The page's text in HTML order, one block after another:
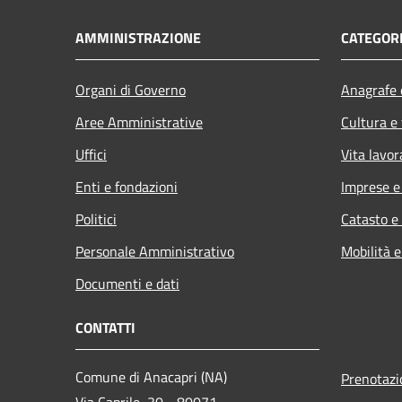
AMMINISTRAZIONE
Organi di Governo
Aree Amministrative
Uffici
Enti e fondazioni
Politici
Personale Amministrativo
Documenti e dati
Cultura
Vita
Imprese
Catasto
Mobilità
CONTATTI
Comune di Anacapri (NA)